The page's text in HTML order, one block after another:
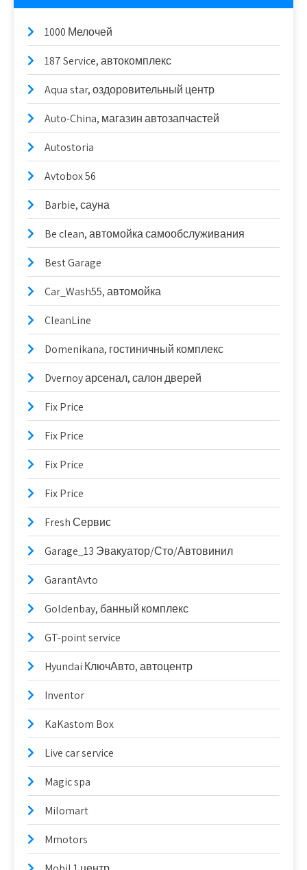
1000 Мелочей
187 Service, автокомплекс
Aqua star, оздоровительный центр
Auto-China, магазин автозапчастей
Autostoria
Avtobox 56
Barbie, сауна
Be clean, автомойка самообслуживания
Best Garage
Car_Wash55, автомойка
CleanLine
Domenikana, гостиничный комплекс
Dvernoy арсенал, салон дверей
Fix Price
Fix Price
Fix Price
Fix Price
Fresh Сервис
Garage_13 Эвакуатор/Сто/Автовинил
GarantAvto
Goldenbay, банный комплекс
GT-point service
Hyundai КлючАвто, автоцентр
Inventor
KaKastom Box
Live car service
Magic spa
Milomart
Mmotors